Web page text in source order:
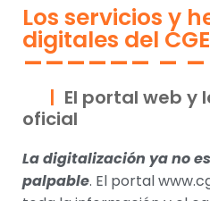
Los servicios y
digitales del
El portal web y
oficial
La digitalización ya no
palpable. El portal